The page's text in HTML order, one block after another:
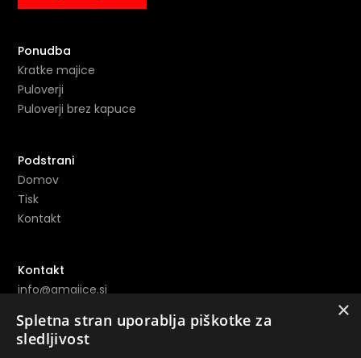
Ponudba
Kratke majice
Puloverji
Puloverji brez kapuce
Podstrani
Domov
Tisk
Kontakt
Kontakt
info@amajice.si
×
Spletna stran uporablja piškotke za
sledljivost